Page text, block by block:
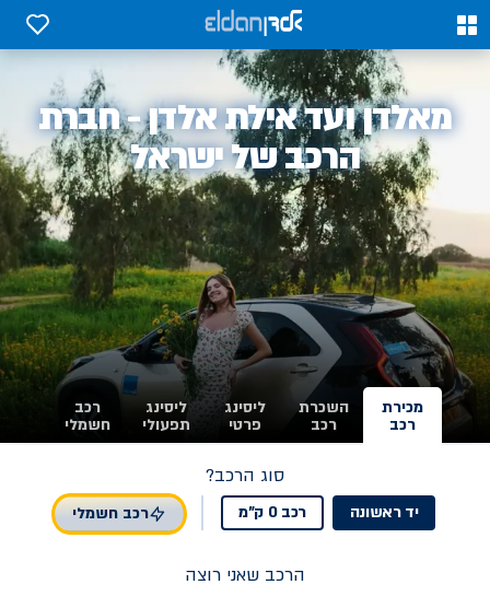
0
0
אלדן
מאלדן ועד אילת אלדן - חברת
הרכב של ישראל
מכירת
רכב
השכרת
רכב
ליסינג
פרטי
ליסינג
תפעולי
רכב
חשמלי
סוג הרכב?
יד ראשונה רכב 0 ק"מ רכב חשמלי
הרכב שאני רוצה